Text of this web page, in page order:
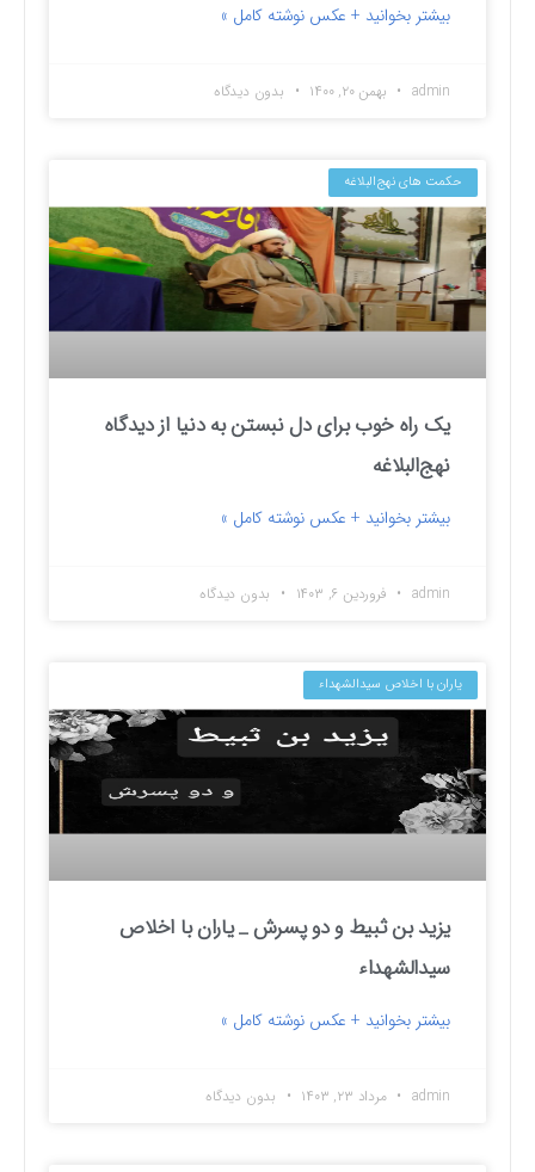
بیشتر بخوانید + عکس نوشته کامل »
admin بهمن ۲۰, ۱۴۰۰ بدون دیدگاه
حکمت های نهج‌البلاغه
یک راه خوب برای دل نبستن به دنیا از دیدگاه
نهج‌البلاغه
بیشتر بخوانید + عکس نوشته کامل »
admin فروردین ۶, ۱۴۰۳ بدون دیدگاه
یاران با اخلاص سیدالشهداء
یزید بن ثبیط و دو پسرش _ یاران با اخلاص
سیدالشهداء
بیشتر بخوانید + عکس نوشته کامل »
admin مرداد ۲۳, ۱۴۰۳ بدون دیدگاه